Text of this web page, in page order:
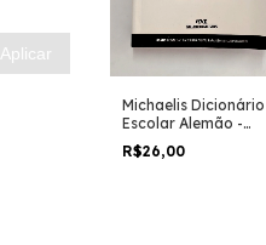
Aplicar
Michaelis Dicionário
Escolar Alemão -
Português /
Português - Alemão -
R$26,00